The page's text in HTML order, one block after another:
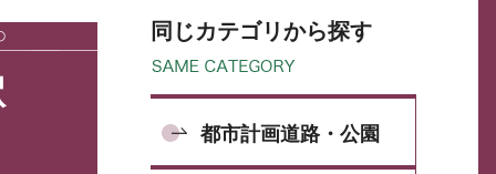
同じカテゴリから探す
都市計画道路・公園